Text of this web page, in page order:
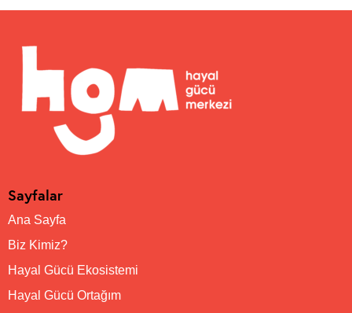
Sayfalar
Ana Sayfa
Biz Kimiz?
Hayal Gücü Ekosistemi
Hayal Gücü Ortağım